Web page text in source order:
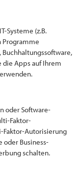
Systeme (z.B.
Programme
die Apps auf Ihrem
oder Software-
Faktor-
Faktor-Autorisierung
oder Business-
schalten.